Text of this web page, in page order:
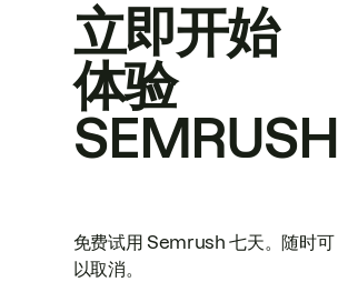
立即开始
体验
SEMRUSH
免费试用 Semrush 七天。随时可
以取消。